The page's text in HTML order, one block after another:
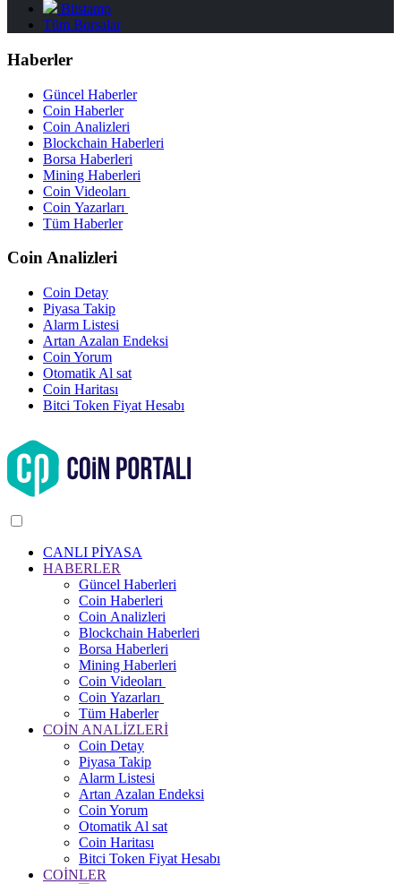
Bitstamp
Tüm Borsalar
Haberler
Güncel Haberler
Coin Haberler
Coin Analizleri
Blockchain Haberleri
Borsa Haberleri
Mining Haberleri
Coin Videoları
Coin Yazarları
Tüm Haberler
Coin Analizleri
Coin Detay
Piyasa Takip
Alarm Listesi
Artan Azalan Endeksi
Coin Yorum
Otomatik Al sat
Coin Haritası
Bitci Token Fiyat Hesabı
CANLI PİYASA
HABERLER
Güncel Haberleri
Coin Haberleri
Coin Analizleri
Blockchain Haberleri
Borsa Haberleri
Mining Haberleri
Coin Videoları
Coin Yazarları
Tüm Haberler
COİN ANALİZLERİ
Coin Detay
Piyasa Takip
Alarm Listesi
Artan Azalan Endeksi
Coin Yorum
Otomatik Al sat
Coin Haritası
Bitci Token Fiyat Hesabı
COİNLER